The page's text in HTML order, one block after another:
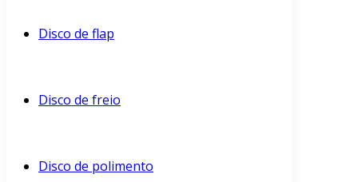
Disco de flap
Disco de freio
Disco de polimento